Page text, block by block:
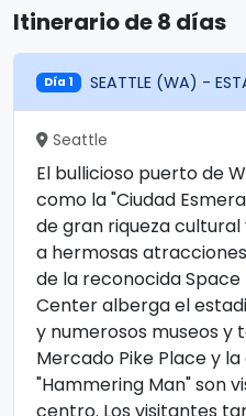
Itinerario de 8 días
Día 1 SEATTLE (WA) -
Seattle
El bullicioso puerto de
como la "Ciudad
de gran riqueza
a hermosas
de la reconocida Space
Center alberga el
y numerosos museos y
Mercado Pike Place y
"Hammering Man" son